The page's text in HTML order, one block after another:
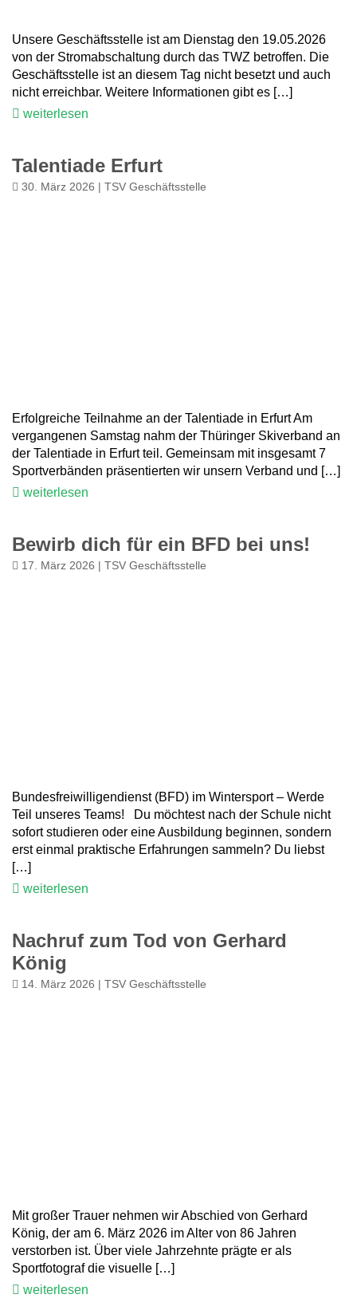
Unsere Geschäftsstelle ist am Dienstag den 19.05.2026
von der Stromabschaltung durch das TWZ betroffen. Die
Geschäftsstelle ist an diesem Tag nicht besetzt und auch
nicht erreichbar. Weitere Informationen gibt es […]
weiterlesen
Talentiade Erfurt
30. März 2026 | TSV Geschäftsstelle
Erfolgreiche Teilnahme an der Talentiade in Erfurt Am
vergangenen Samstag nahm der Thüringer Skiverband an
der Talentiade in Erfurt teil. Gemeinsam mit insgesamt 7
Sportverbänden präsentierten wir unsern Verband und […]
weiterlesen
Bewirb dich für ein BFD bei uns!
17. März 2026 | TSV Geschäftsstelle
Bundesfreiwilligendienst (BFD) im Wintersport – Werde
Teil unseres Teams! Du möchtest nach der Schule nicht
sofort studieren oder eine Ausbildung beginnen, sondern
erst einmal praktische Erfahrungen sammeln? Du liebst
[…]
weiterlesen
Nachruf zum Tod von Gerhard
König
14. März 2026 | TSV Geschäftsstelle
Mit großer Trauer nehmen wir Abschied von Gerhard
König, der am 6. März 2026 im Alter von 86 Jahren
verstorben ist. Über viele Jahrzehnte prägte er als
Sportfotograf die visuelle […]
weiterlesen